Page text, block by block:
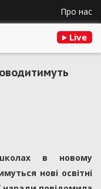
Про нас
Live
в новому
нові освітні